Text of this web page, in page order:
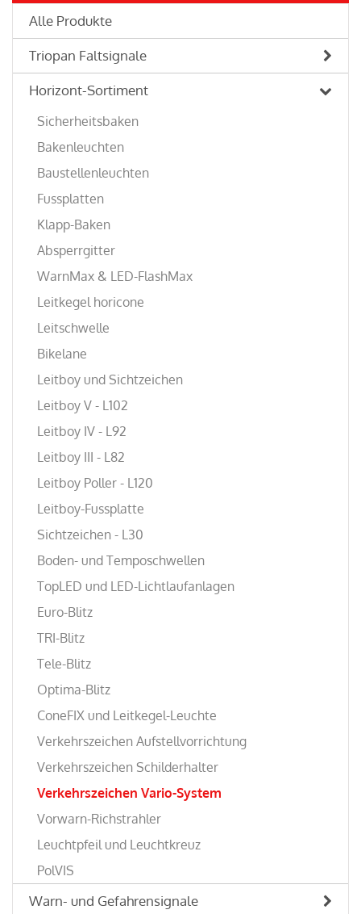
Alle Produkte
Triopan Faltsignale
Horizont-Sortiment
Sicherheitsbaken
Bakenleuchten
Baustellenleuchten
Fussplatten
Klapp-Baken
Absperrgitter
WarnMax & LED-FlashMax
Leitkegel horicone
Leitschwelle
Bikelane
Leitboy und Sichtzeichen
Leitboy V - L102
Leitboy IV - L92
Leitboy III - L82
Leitboy Poller - L120
Leitboy-Fussplatte
Sichtzeichen - L30
Boden- und Temposchwellen
TopLED und LED-Lichtlaufanlagen
Euro-Blitz
TRI-Blitz
Tele-Blitz
Optima-Blitz
ConeFIX und Leitkegel-Leuchte
Verkehrszeichen Aufstellvorrichtung
Verkehrszeichen Schilderhalter
Verkehrszeichen Vario-System
Vorwarn-Richstrahler
Leuchtpfeil und Leuchtkreuz
PolVIS
Warn- und Gefahrensignale